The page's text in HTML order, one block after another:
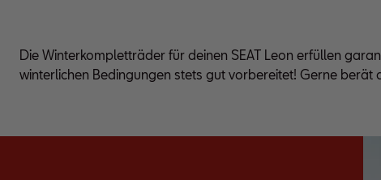
Die Winterkompletträder für deinen SEAT Leon erfüllen
winterlichen Bedingungen stets gut vorbereitet! Gerne berät